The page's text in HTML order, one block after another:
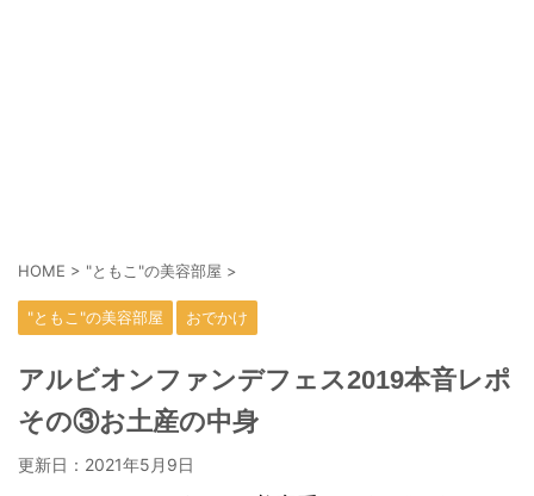
HOME > "ともこ"の美容部屋 >
"ともこ"の美容部屋 おでかけ
アルビオンファンデフェス2019本音レポ
その③お土産の中身
更新日： 2021年5月9日